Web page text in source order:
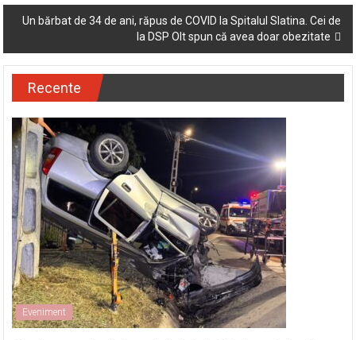
Un bărbat de 34 de ani, răpus de COVID la Spitalul Slatina. Cei de
la DSP Olt spun că avea doar obezitate
Recente
Eveniment